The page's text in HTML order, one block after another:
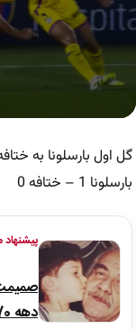
گل اول بارسلونا به
بارسلونا 1 – ختافه 0
پیشنهاد
دهه 70